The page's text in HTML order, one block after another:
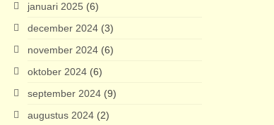
januari 2025 (6)
december 2024(3)
november 2024(6)
oktober 2024(6)
september 2024(9)
augustus 2024(2)